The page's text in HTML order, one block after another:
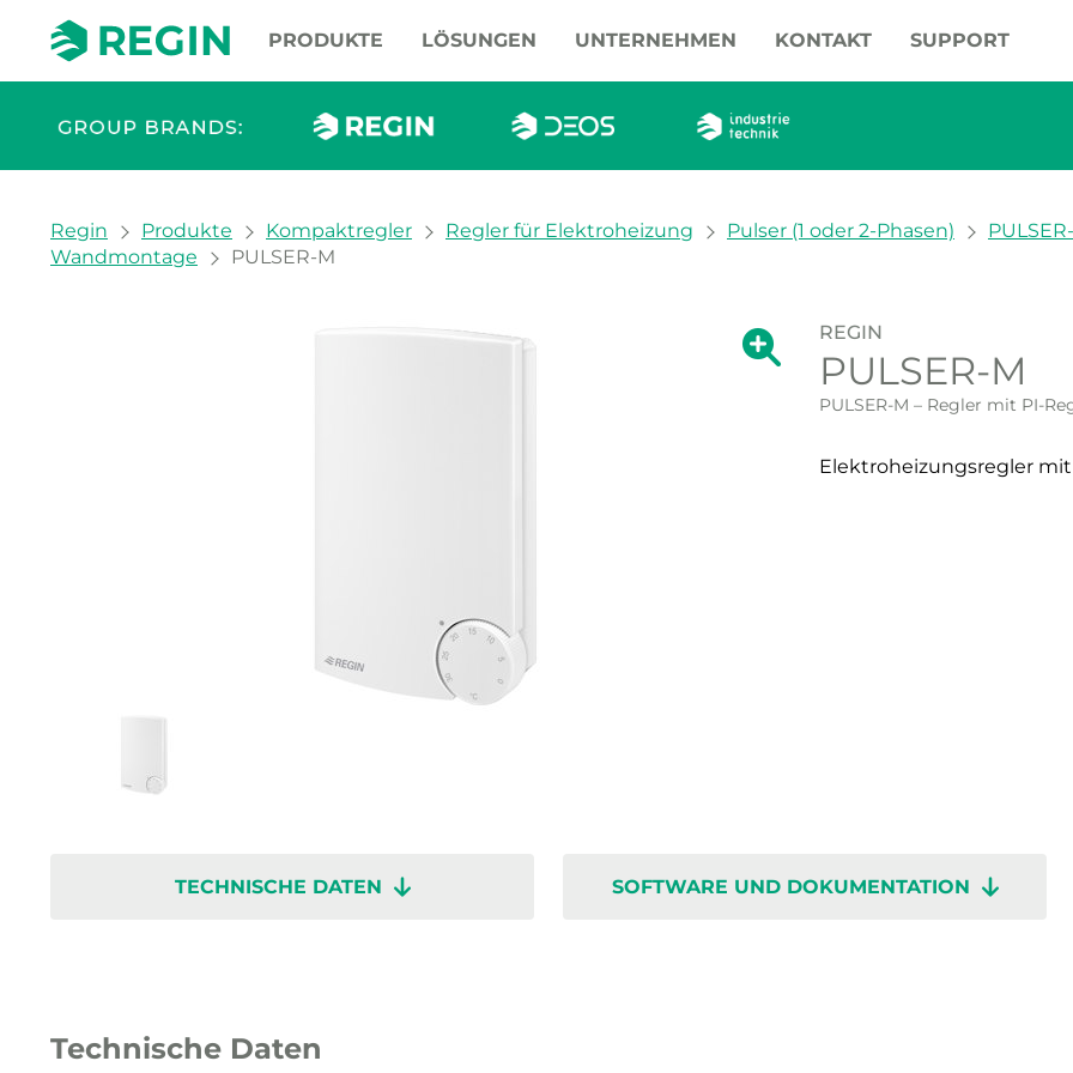
PRODUKTE LÖSUNGEN UNTERNEHMEN KONTAKT SUPPORT
You are here:
Regin Produkte Kompaktregler Regler für Elektroheizung Pulser (1 oder 2-Phasen)
Wandmontage
PULSER-M
Zeige große Version des Bildes.
Zeige große
REGIN
PULSER-M
PULSER-M – Regler mit PI-
Elektroheizungsregler
TECHNISCHE DATEN SOFTWARE UND DOKUMENTATION
Technische Daten